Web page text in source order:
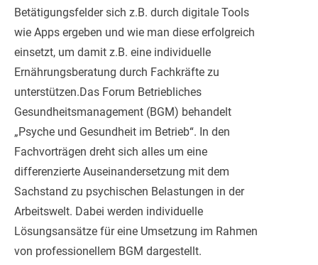
Betätigungsfelder sich z.B. durch digitale Tools
wie Apps ergeben und wie man diese erfolgreich
einsetzt, um damit z.B. eine individuelle
Ernährungsberatung durch Fachkräfte zu
unterstützen.Das Forum Betriebliches
Gesundheitsmanagement (BGM) behandelt
„Psyche und Gesundheit im Betrieb“. In den
Fachvorträgen dreht sich alles um eine
differenzierte Auseinandersetzung mit dem
Sachstand zu psychischen Belastungen in der
Arbeitswelt. Dabei werden individuelle
Lösungsansätze für eine Umsetzung im Rahmen
von professionellem BGM dargestellt.